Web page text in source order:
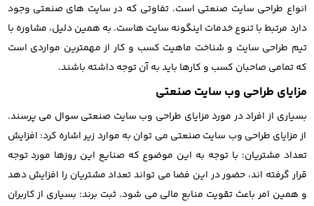
انواع طراحی سایت صنعتی است. تفاوتی که در سایت های صنعتی وجود
دارد مرتبط با تنوع خدمات اینگونه سایت هاست. به همین دلیل، مشاوره با
تیم طراحی سایت و شناخت ماهیت کسب و کار از مهمترین مواردی است
که تمامی صاحبان کسب و کارها باید به آن توجه داشته باشند.
مزایای طراحی وب سایت صنعتی
بسیاری از افراد در مورد مزایای طراحی وب سایت صنعتی سوال می پرسند.
از مزایای طراحی وب سایت صنعتی می توان به موارد زیر اشاره کرد: افزایش
تعداد مشتریان: با توجه به این موضوع که صنایع این روزها مورد توجه
قرار گرفته اند، حضور در این فضا می تواند تعداد مشتریان را افزایش دهد
و همین امر باعث تقویت منابع مالی می شود. ثبت برند: بسیاری از کاربران